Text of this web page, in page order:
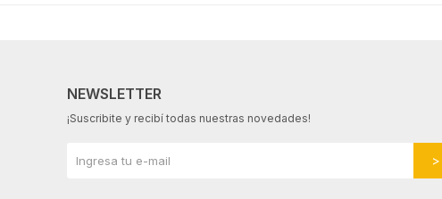
NEWSLETTER
¡Suscribite y recibí todas nuestras novedades!